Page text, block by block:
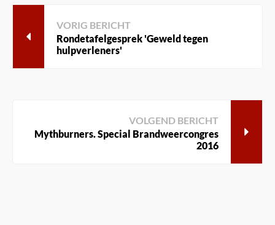
VORIG BERICHT
Rondetafelgesprek 'Geweld tegen
hulpverleners'
VOLGEND BERICHT
Mythburners. Special Brandweercongres
2016